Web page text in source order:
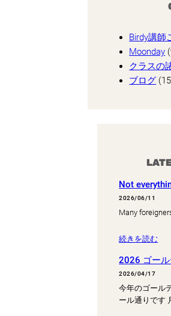
Birdy講師
Moonday
クラスの
ブログ
Not
2026/06/11
Many
続きを読む
2026 ゴー
2026/04/17
今年のゴール
ール通りです